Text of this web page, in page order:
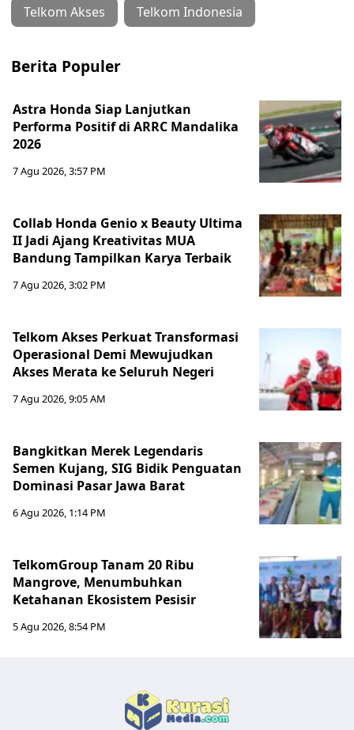
Telkom Akses Telkom Indonesia
Berita Populer
Astra Honda Siap Lanjutkan
Performa Positif di ARRC Mandalika
2026
7 Agu 2026, 3:57 PM
Collab Honda Genio x Beauty Ultima
II Jadi Ajang Kreativitas MUA
Bandung Tampilkan Karya Terbaik
7 Agu 2026, 3:02 PM
Telkom Akses Perkuat Transformasi
Operasional Demi Mewujudkan
Akses Merata ke Seluruh Negeri
7 Agu 2026, 9:05 AM
Bangkitkan Merek Legendaris
Semen Kujang, SIG Bidik Penguatan
Dominasi Pasar Jawa Barat
6 Agu 2026, 1:14 PM
TelkomGroup Tanam 20 Ribu
Mangrove, Menumbuhkan
Ketahanan Ekosistem Pesisir
5 Agu 2026, 8:54 PM